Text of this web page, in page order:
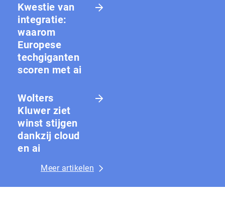
Kwestie van
integratie:
waarom
Europese
techgiganten
scoren met ai
Wolters
Kluwer ziet
winst stijgen
dankzij cloud
en ai
Meer artikelen